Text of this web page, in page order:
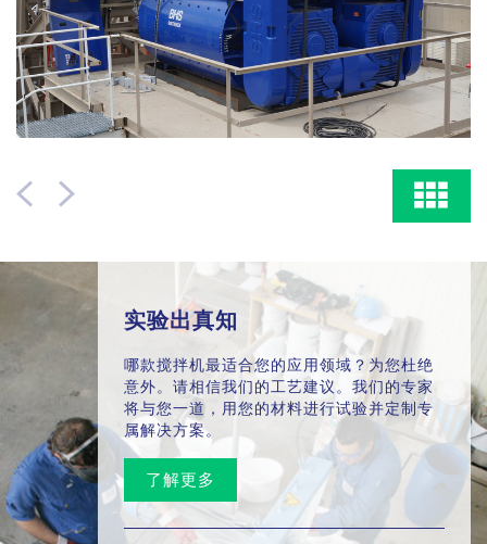
实验出真知
哪款搅拌机最适合您的应用领域？为您杜绝
意外。请相信我们的工艺建议。我们的专家
将与您一道，用您的材料进行试验并定制专
属解决方案。
了解更多